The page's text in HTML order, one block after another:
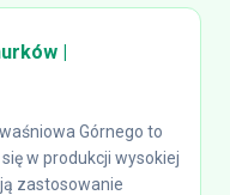
|
Górnego to
w produkcji wysokiej
zastosowanie